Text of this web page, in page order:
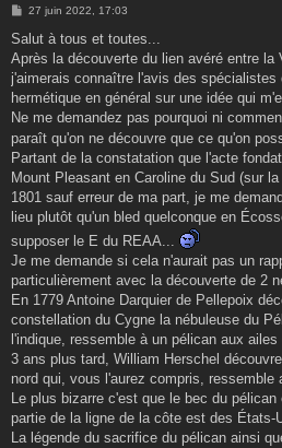
M
s
a
g
27 juin 2022, 17:03
Salut à tous et toutes...
Après la découverte du lien avéré entre la
j'aimerais connaître l'avis des
hermétique en général sur une idée qui
Ne me demandez pas pourquoi ni
paraît qu'on ne découvre que ce qu'on
Partant de la constatation que l'acte
Mount Pleasant en Caroline du Sud (sur
1801 sauf erreur de ma part, je me
lieu plutôt qu'un bled quelconque en
supposer le E du REAA...
Je me demande si cela n'aurait pas un
particulièrement avec la découverte de 2
En 1779 Antoine Darquier de Pellepoix
constellation du Cygne la nébuleuse du
l'indique, ressemble à un pélican aux
3 ans plus tard, William Herschel
nord qui, vous l'aurez compris, ressemble
Le plus bizarre c'est que le bec du
partie de la ligne de la côte est des États-
La légende du sacrifice du pélican ainsi